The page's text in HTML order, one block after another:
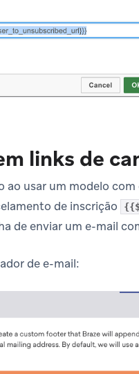
links de
ao usar um modelo
de inscrição
de enviar um e-mail
de e-mail: